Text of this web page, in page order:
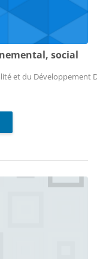
social
et du Développement